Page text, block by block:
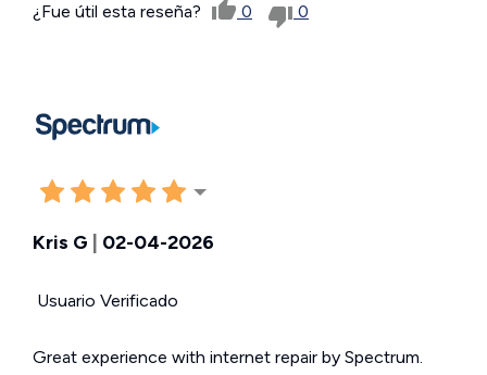
¿Fue útil esta reseña? 0 0
Kris G | 02-04-2026
Usuario Verificado
Great experience with internet repair by Spectrum.